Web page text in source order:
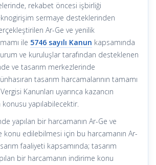
rekabet öncesi işbirliği
sermaye desteklerinden
Ar-Ge ve yenilik
ile 5746 sayılı Kanun kapsamında
ve kuruluşlar tarafından desteklenen
ve tasarım merkezlerinde
tasarım harcamalarının tamamı
Kanunları uyarınca kazancın
yapılabilecektir.
yapılan bir harcamanın Ar-Ge ve
konu edilebilmesi için bu harcamanın Ar-
faaliyeti kapsamında; tasarım
bir harcamanın indirime konu